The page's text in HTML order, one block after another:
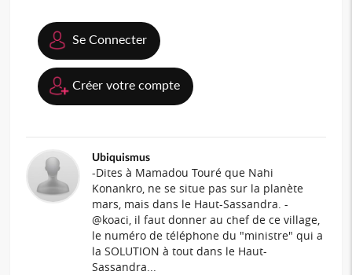
Se Connecter
Créer votre compte
Ubiquismus
-Dites à Mamadou Touré que Nahi
Konankro, ne se situe pas sur la planète
mars, mais dans le Haut-Sassandra. -
@koaci, il faut donner au chef de ce village,
le numéro de téléphone du "ministre" qui a
la SOLUTION à tout dans le Haut-
Sassandra...